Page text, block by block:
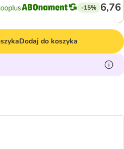
-15% 6,76
Dodaj do koszyka